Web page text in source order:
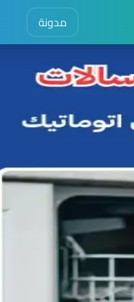
مدونة